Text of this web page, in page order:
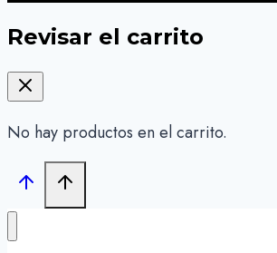
Revisar el carrito
No hay productos en el carrito.